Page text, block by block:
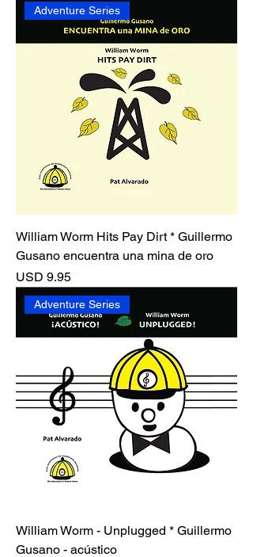
Adventure Series
William Worm Hits Pay Dirt * Guillermo
Gusano encuentra una mina de oro
Precio
USD 9.95
Adventure Series
William Worm - Unplugged * Guillermo
Gusano - acústico